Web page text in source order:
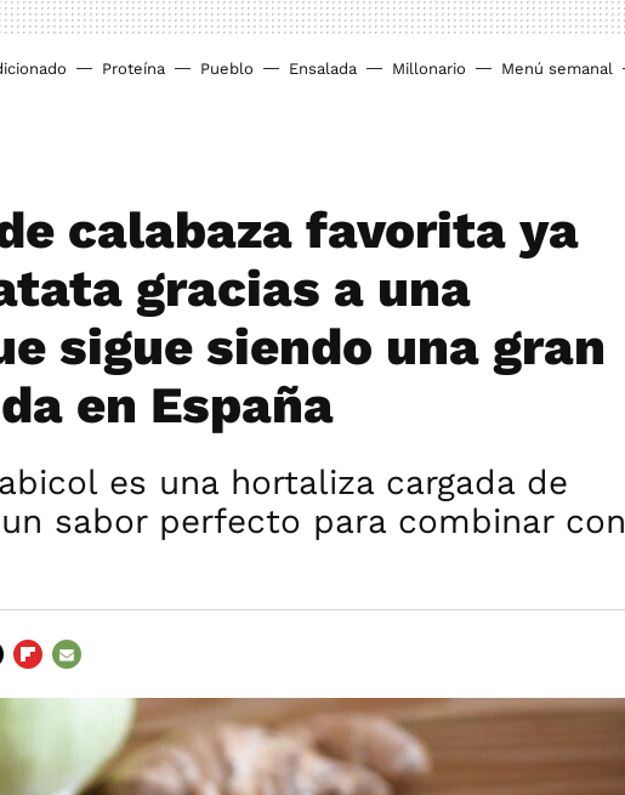
Proteína Pueblo Ensalada Millonario Menú semanal
calabaza favorita ya
gracias a una
sigue siendo una gran
en España
es una hortaliza cargada de
sabor perfecto para combinar con